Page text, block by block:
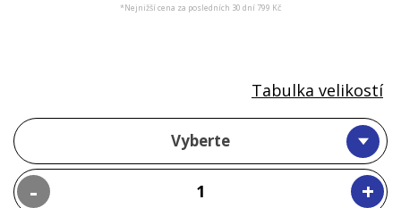
*Nejnižší cena za posledních 30 dní 799 Kč
Vyberte
- +
Tabulka velikostí